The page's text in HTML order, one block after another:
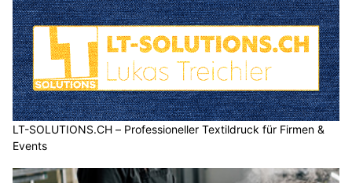
LT-SOLUTIONS.CH – Professioneller Textildruck für Firmen &
Events